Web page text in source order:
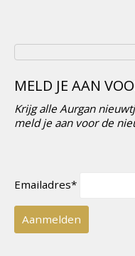
MELD JE AAN
Krijg alle Aurgan
meld je aan voor de
Emailadres*